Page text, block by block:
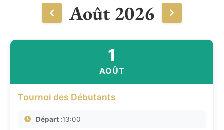
Août 2026
1
AOÛT
Tournoi des Débutants
Départ :13:00